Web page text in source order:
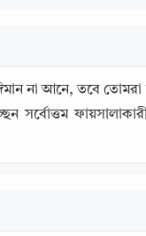
না আনে, তবে তোমরা
সর্বোত্তম